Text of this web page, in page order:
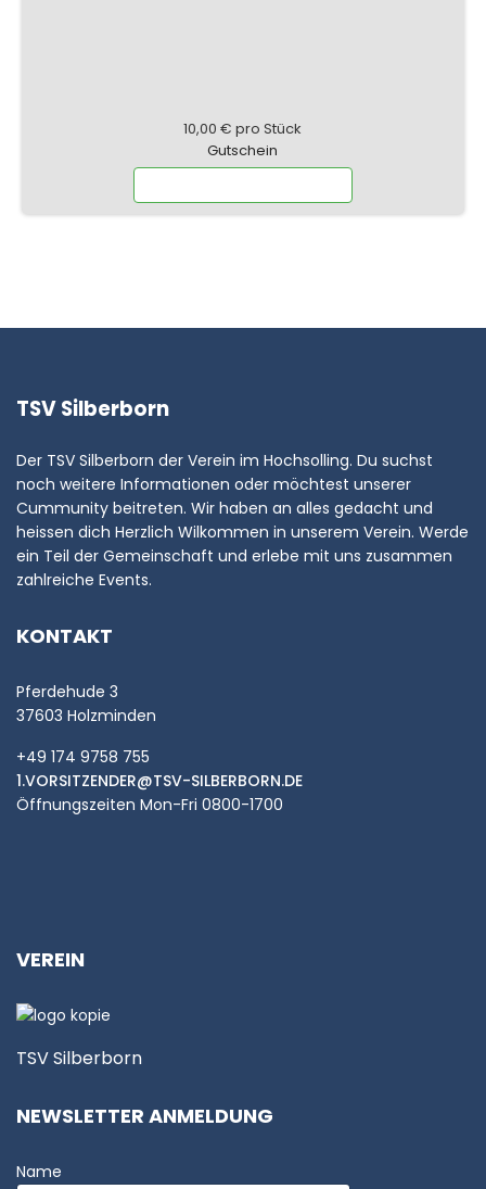
10,00 € pro Stück
Gutschein
TSV Silberborn
Der TSV Silberborn der Verein im Hochsolling. Du suchst
noch weitere Informationen oder möchtest unserer
Cummunity beitreten. Wir haben an alles gedacht und
heissen dich Herzlich Wilkommen in unserem Verein. Werde
ein Teil der Gemeinschaft und erlebe mit uns zusammen
zahlreiche Events.
KONTAKT
Pferdehude 3
37603 Holzminden
+49 174 9758 755
1.VORSITZENDER@TSV-SILBERBORN.DE
Öffnungszeiten Mon-Fri 0800-1700
VEREIN
TSV Silberborn
NEWSLETTER ANMELDUNG
Name